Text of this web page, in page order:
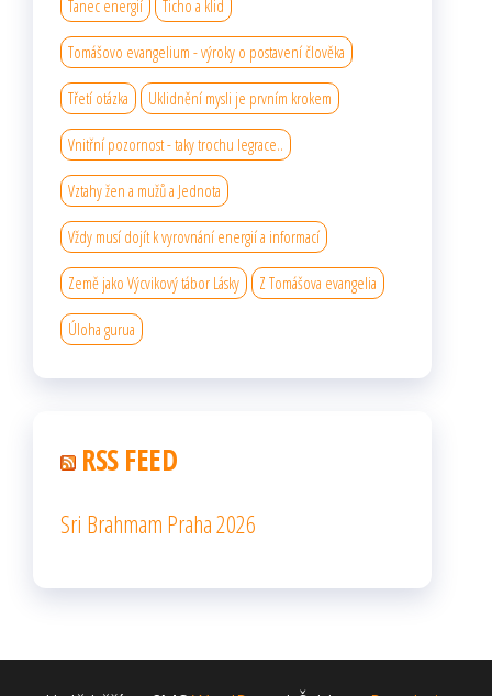
Tanec energií Ticho a klid
Tomášovo evangelium - výroky o postavení člověka
Třetí otázka Uklidnění mysli je prvním krokem
Vnitřní pozornost - taky trochu legrace..
Vztahy žen a mužů a Jednota
Vždy musí dojít k vyrovnání energií a informací
Země jako Výcvikový tábor Lásky Z Tomášova evangelia
Úloha gurua
RSS FEED
Sri Brahmam Praha 2026